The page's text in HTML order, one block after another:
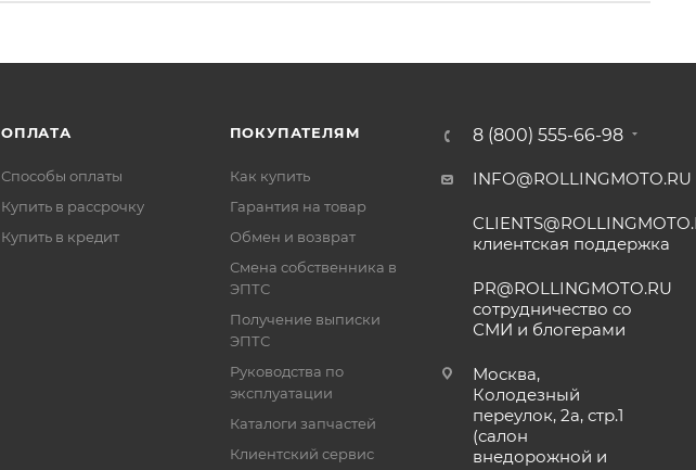
ОПЛАТА
Способы оплаты
Купить в рассрочку
Купить в кредит
ПОКУПАТЕЛЯМ
Как купить
Гарантия на товар
Обмен и возврат
Смена собственника в
ЭПТС
Получение выписки
ЭПТС
Руководства по
эксплуатации
Каталоги запчастей
Клиентский сервис
8 (800) 555-66-98
INFO@ROLLINGMOTO.RU
клиентская поддержка
PR@ROLLINGMOTO.RU
сотрудничество со
СМИ и блогерами
Москва,
Колодезный
переулок, 2а, стр.1
(салон
внедорожной и